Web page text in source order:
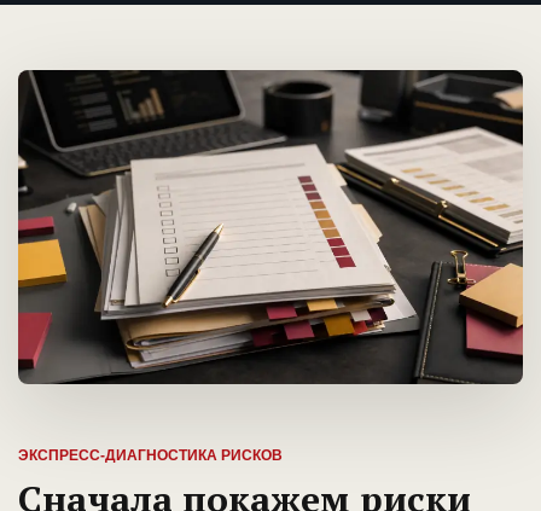
ЭКСПРЕСС-ДИАГНОСТИКА РИСКОВ
Сначала покажем риски